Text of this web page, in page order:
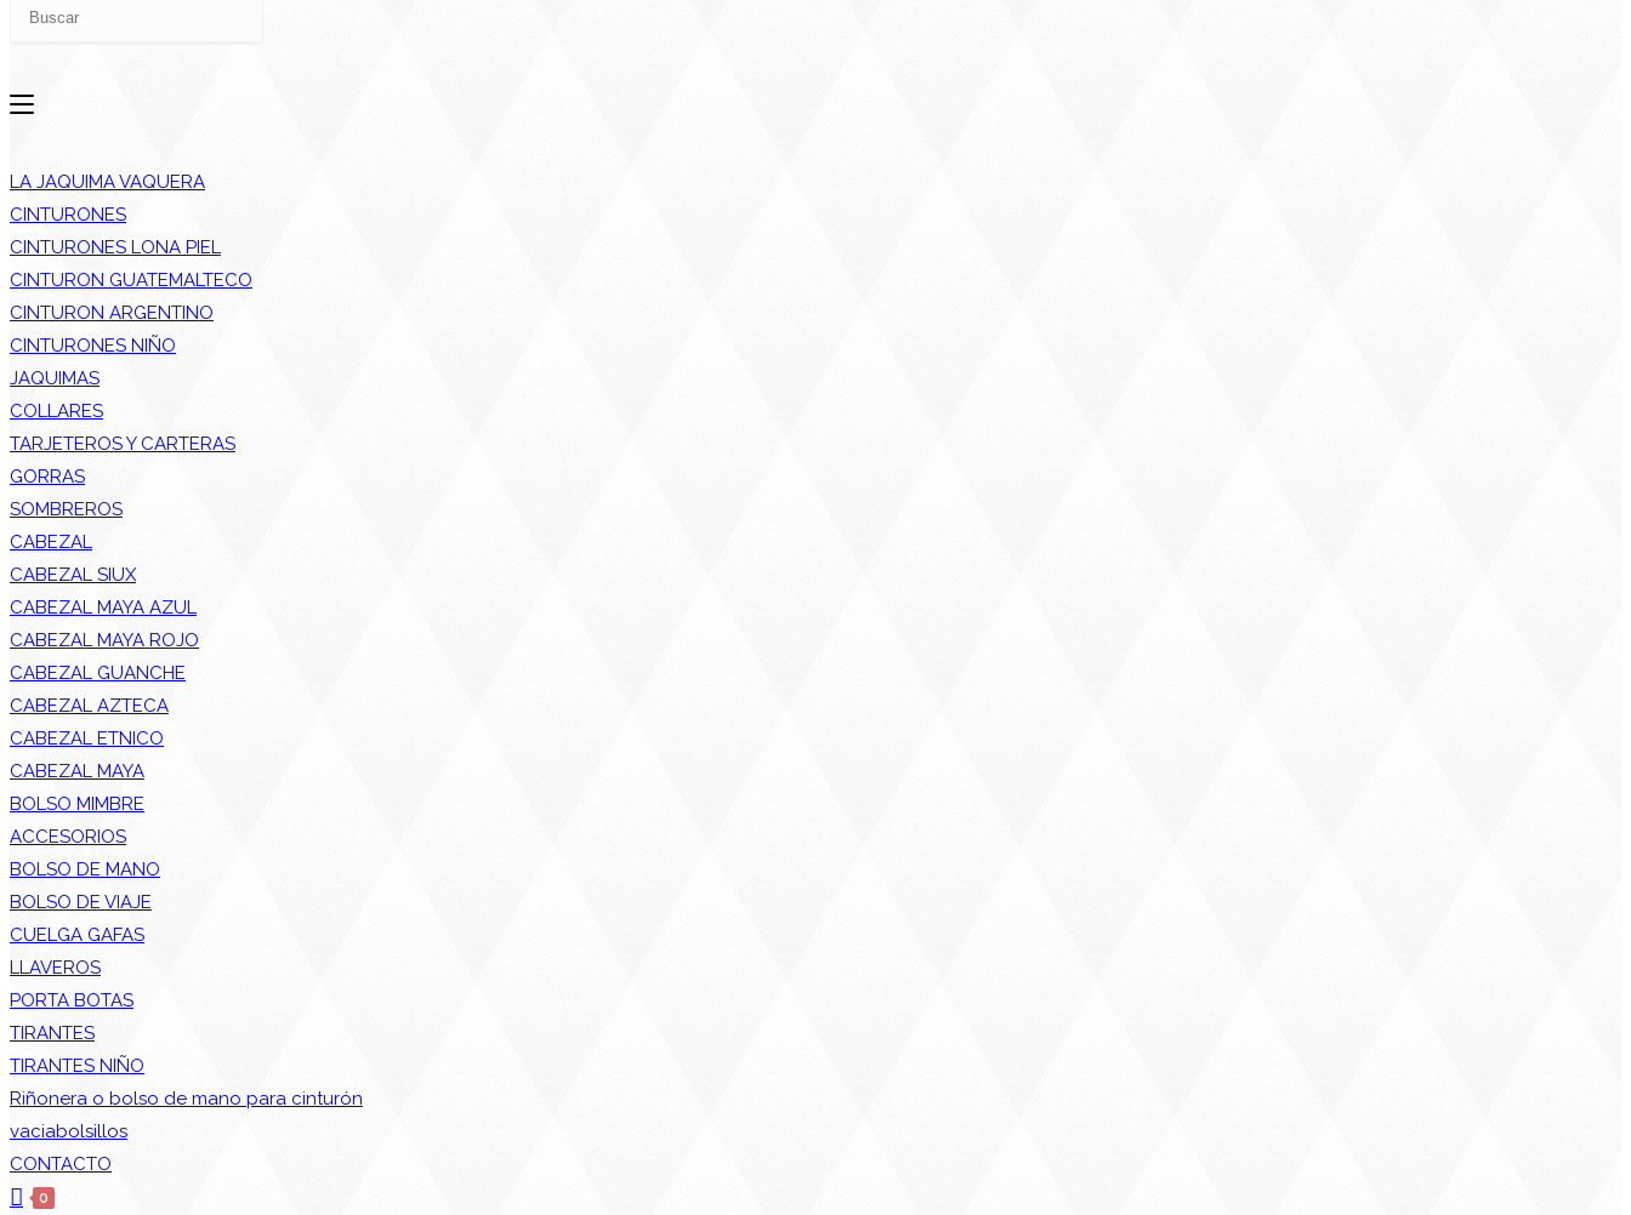
LA JAQUIMA VAQUERA
CINTURONES
CINTURONES LONA PIEL
CINTURON GUATEMALTECO
CINTURON ARGENTINO
CINTURONES NIÑO
JAQUIMAS
COLLARES
TARJETEROS Y CARTERAS
GORRAS
SOMBREROS
CABEZAL
CABEZAL SIUX
CABEZAL MAYA AZUL
CABEZAL MAYA ROJO
CABEZAL GUANCHE
CABEZAL AZTECA
CABEZAL ETNICO
CABEZAL MAYA
BOLSO MIMBRE
ACCESORIOS
BOLSO DE MANO
BOLSO DE VIAJE
CUELGA GAFAS
LLAVEROS
PORTA BOTAS
TIRANTES
TIRANTES NIÑO
Riñonera o bolso de mano para cinturón
vaciabolsillos
CONTACTO
0